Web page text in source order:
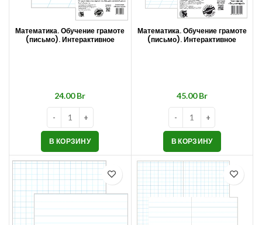
Математика. Обучение грамоте
(письмо). Интерактивное
Br
В КОРЗИНУ
Математика. Обучение грамоте
(письмо). Интерактивное
Br
В КОРЗИНУ